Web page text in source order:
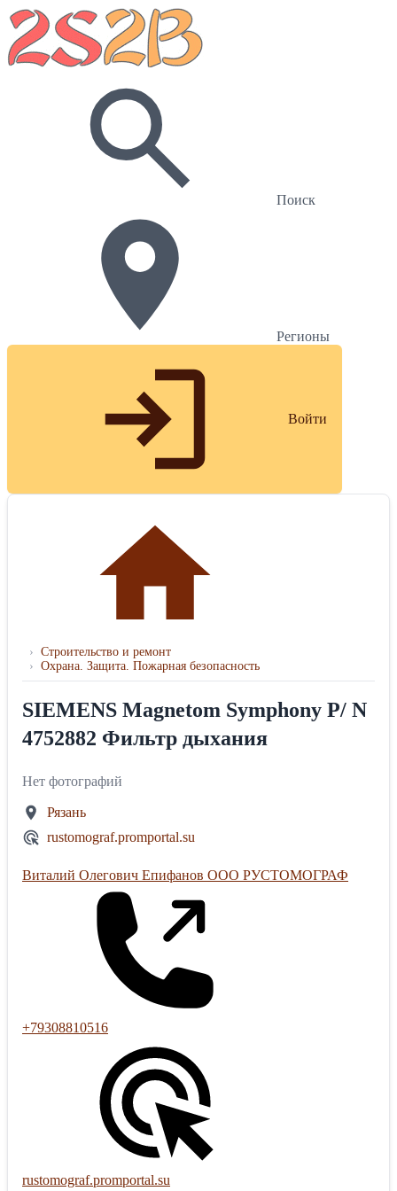
Поиск
Регионы
Войти
› Строительство и ремонт
› Охрана. Защита. Пожарная безопасность
SIEMENS Magnetom Symphony P/ N
4752882 Фильтр дыхания
Нет фотографий
Рязань
rustomograf.promportal.su
Виталий Олегович Епифанов ООО РУСТОМОГРАФ
+79308810516
rustomograf.promportal.su